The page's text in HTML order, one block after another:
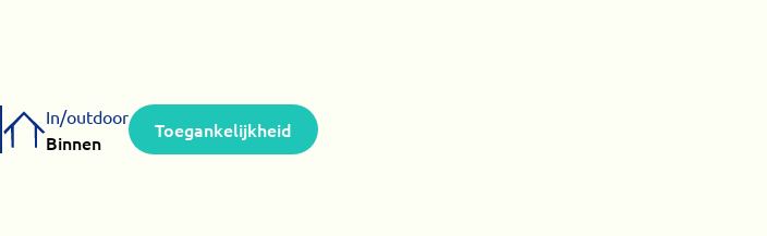
In/outdoor
Binnen
Toegankelijkheid